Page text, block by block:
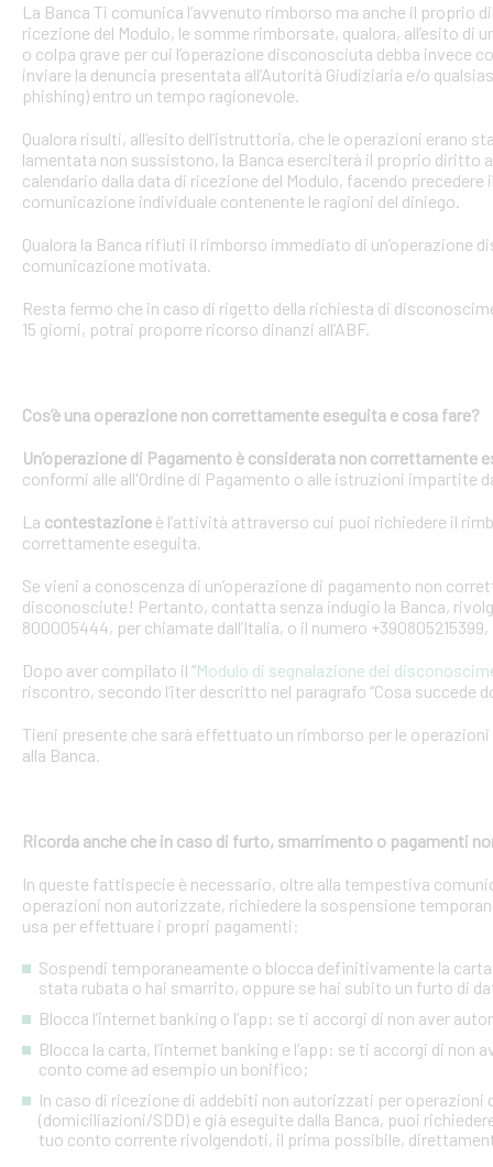
La Banca Ti comunica l’avvenuto rimborso ma anche il proprio
ricezione del Modulo, le somme rimborsate, qualora, all’esito
o colpa grave per cui l’operazione disconosciuta debba invece
inviare la denuncia presentata all’Autorità Giudiziaria e/o
phishing) entro un tempo ragionevole.
Qualora risulti, all’esito dell’istruttoria, che le operazioni erano
lamentata non sussistono, la Banca eserciterà il proprio diritto
calendario dalla data di ricezione del Modulo, facendo
comunicazione individuale contenente le ragioni del diniego.
Qualora la Banca rifiuti il rimborso immediato di un’operazione
comunicazione motivata.
Resta fermo che in caso di rigetto della richiesta di
15 giorni, potrai proporre ricorso dinanzi all’ABF.
Cos’è una operazione non correttamente eseguita e cosa fare?
Un’operazione di Pagamento è considerata non correttamente
conformi alle all'Ordine di Pagamento o alle istruzioni impartite
La contestazione è l’attività attraverso cui puoi richiedere il
correttamente eseguita.
Se vieni a conoscenza di un’operazione di pagamento non
disconosciute! Pertanto, contatta senza indugio la Banca,
800005444, per chiamate dall’Italia, o il numero
Dopo aver compilato il “Modulo di segnalazione dei
riscontro, secondo l’iter descritto nel paragrafo “Cosa succede
Tieni presente che sarà effettuato un rimborso per le
alla Banca.
Ricorda anche che in caso di furto, smarrimento o pagamenti
In queste fattispecie è necessario, oltre alla tempestiva
operazioni non autorizzate, richiedere la sospensione
usa per effettuare i propri pagamenti:
Sospendi temporaneamente o blocca definitivamente la
stata rubata o hai smarrito, oppure se hai subito un furto di
Blocca l’internet banking o l’app: se ti accorgi di non aver
Blocca la carta, l’internet banking e l’app: se ti accorgi di
conto come ad esempio un bonifico;
In caso di ricezione di addebiti non autorizzati per
(domiciliazioni/SDD) e già eseguite dalla Banca, puoi
tuo conto corrente rivolgendoti, il prima possibile,